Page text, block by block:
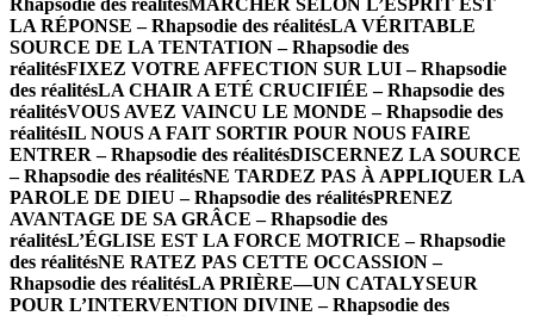
Rhapsodie des réalitésMARCHER SELON L’ESPRIT EST
LA RÉPONSE – Rhapsodie des réalitésLA VÉRITABLE
SOURCE DE LA TENTATION – Rhapsodie des
réalitésFIXEZ VOTRE AFFECTION SUR LUI – Rhapsodie
des réalitésLA CHAIR A ETÉ CRUCIFIÉE – Rhapsodie des
réalitésVOUS AVEZ VAINCU LE MONDE – Rhapsodie des
réalitésIL NOUS A FAIT SORTIR POUR NOUS FAIRE
ENTRER – Rhapsodie des réalitésDISCERNEZ LA SOURCE
– Rhapsodie des réalitésNE TARDEZ PAS À APPLIQUER LA
PAROLE DE DIEU – Rhapsodie des réalitésPRENEZ
AVANTAGE DE SA GRÂCE – Rhapsodie des
réalitésL’ÉGLISE EST LA FORCE MOTRICE – Rhapsodie
des réalitésNE RATEZ PAS CETTE OCCASSION –
Rhapsodie des réalitésLA PRIÈRE—UN CATALYSEUR
POUR L’INTERVENTION DIVINE – Rhapsodie des